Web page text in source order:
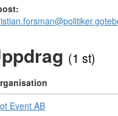
(1 st)
Event AB